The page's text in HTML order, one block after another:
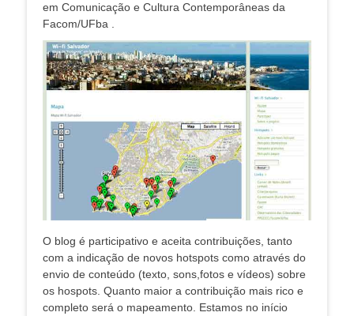
em Comunicação e Cultura Contemporâneas da
Facom/UFba .
O blog é participativo e aceita contribuições, tanto
com a indicação de novos hotspots como através do
envio de conteúdo (texto, sons,fotos e vídeos) sobre
os hospots. Quanto maior a contribuição mais rico e
completo será o mapeamento. Estamos no início